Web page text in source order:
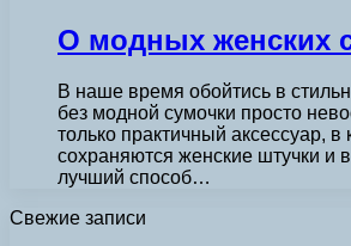
О модных женских
В наше время обойтись в
без модной сумочки просто
только практичный аксессуар, в
сохраняются женские штучки и
лучший способ…
Свежие записи